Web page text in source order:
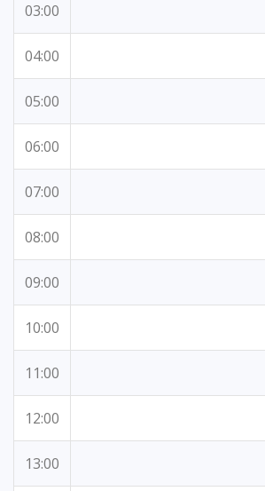
03:00
04:00
05:00
06:00
07:00
08:00
09:00
10:00
11:00
12:00
13:00